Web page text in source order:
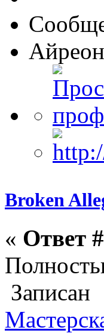
Broken
« Ответ
Записан